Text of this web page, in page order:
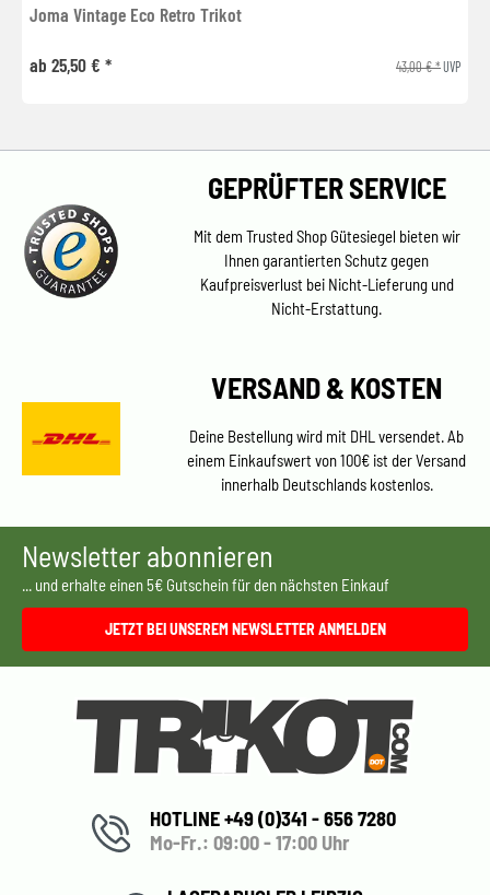
Joma Vintage Eco Retro Trikot
ab 25,50 € * 43,00 € *UVP
GEPRÜFTER SERVICE
Mit dem Trusted Shop Gütesiegel bieten wir
Ihnen garantierten Schutz gegen
Kaufpreisverlust bei Nicht-Lieferung und
Nicht-Erstattung.
VERSAND & KOSTEN
Deine Bestellung wird mit DHL versendet. Ab
einem Einkaufswert von 100€ ist der Versand
innerhalb Deutschlands kostenlos.
Newsletter abonnieren
... und erhalte einen 5€ Gutschein für den nächsten Einkauf
JETZT BEI UNSEREM NEWSLETTER ANMELDEN
HOTLINE +49 (0)341 - 656 7280
Mo-Fr.: 09:00 - 17:00 Uhr